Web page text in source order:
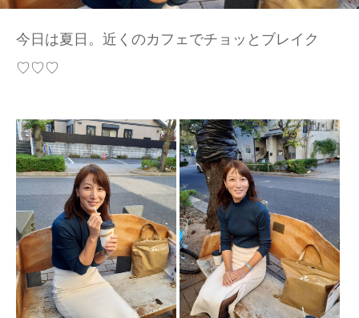
今日は夏日。近くのカフェでチョッとブレイク
♡♡♡